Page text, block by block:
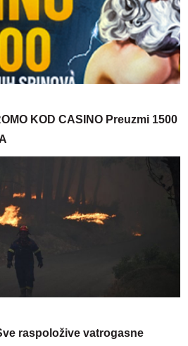
KOD CASINO Preuzmi 1500
raspoložive vatrogasne